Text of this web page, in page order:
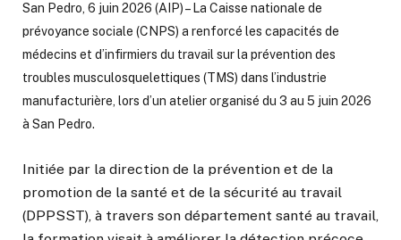
San Pedro, 6 juin 2026 (AIP) – La Caisse nationale de
prévoyance sociale (CNPS) a renforcé les capacités de
médecins et d’infirmiers du travail sur la prévention des
troubles musculosquelettiques (TMS) dans l’industrie
manufacturière, lors d’un atelier organisé du 3 au 5 juin 2026
à San Pedro.
Initiée par la direction de la prévention et de la
promotion de la santé et de la sécurité au travail
(DPPSST), à travers son département santé au travail,